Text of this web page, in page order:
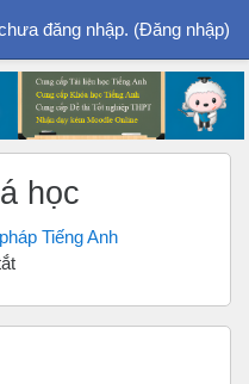
đăng nhập. (Đăng nhập)
học
Tiếng Anh